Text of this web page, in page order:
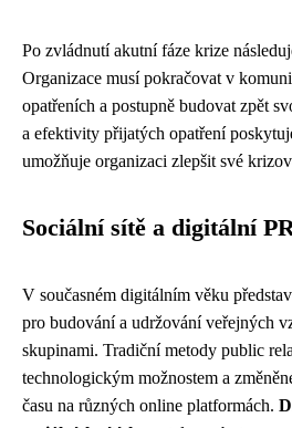
Po zvládnutí akutní fáze krize
Organizace musí pokračovat v
opatřeních a postupně budovat zpět
a efektivity přijatých opatření
umožňuje organizaci zlepšit své
Sociální sítě a digitální
V současném digitálním věku
pro budování a udržování veřejných
skupinami. Tradiční metody public
technologickým možnostem a
času na různých online platformách.